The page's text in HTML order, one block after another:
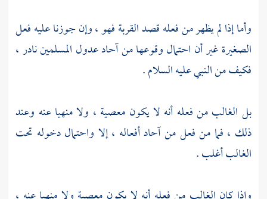
وأما إذا لم يظهر من فعله قصد القربة فهو ، وإن جوزنا عليه فعل
الصغيرة غير أن احتمال وقوعها من آحاد عدول المسلمين نادر ،
فكيف من النبي عليه السلام .
بل الغالب من فعله أنه لا يكون معصية ، ولا منهيا عنه وعند
ذلك ، فما من فعل من آحاد أفعاله ، إلا واحتمال دخوله تحت
الغالب أغلب .